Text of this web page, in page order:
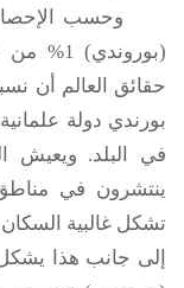
وحسب
بورندي دولة
في البلد. ويعيش
ينتشرون في مناطق
تشكل غالبية
إلى جانب هذا